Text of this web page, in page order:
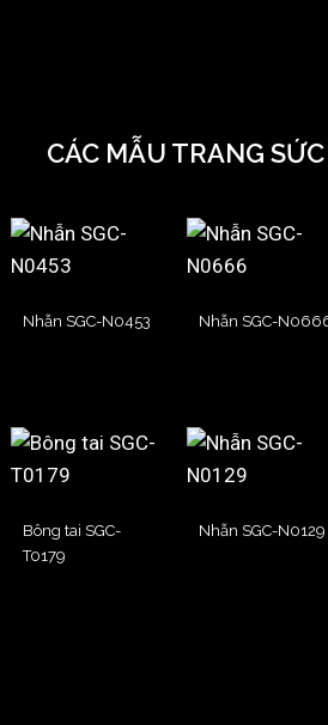
CÁC MẪU TRANG
Nhẫn SGC-N0453 Nhẫn SGC-
Bông tai SGC-
T0179
Nhẫn SGC-N0129